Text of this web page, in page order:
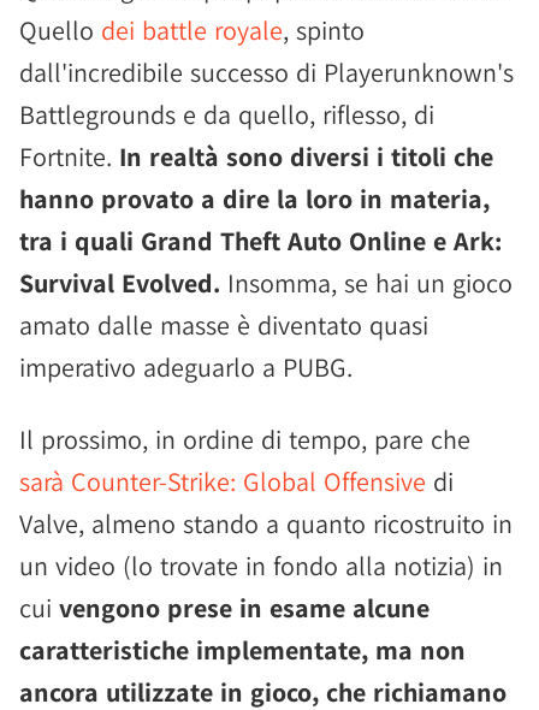
Quello dei battle royale, spinto
dall'incredibile successo di Playerunknown's
Battlegrounds e da quello, riflesso, di
Fortnite. In realtà sono diversi i titoli che
hanno provato a dire la loro in materia,
tra i quali Grand Theft Auto Online e Ark:
Survival Evolved. Insomma, se hai un gioco
amato dalle masse è diventato quasi
imperativo adeguarlo a PUBG.
Il prossimo, in ordine di tempo, pare che
sarà Counter-Strike: Global Offensive di
Valve, almeno stando a quanto ricostruito in
un video (lo trovate in fondo alla notizia) in
cui vengono prese in esame alcune
caratteristiche implementate, ma non
ancora utilizzate in gioco, che richiamano